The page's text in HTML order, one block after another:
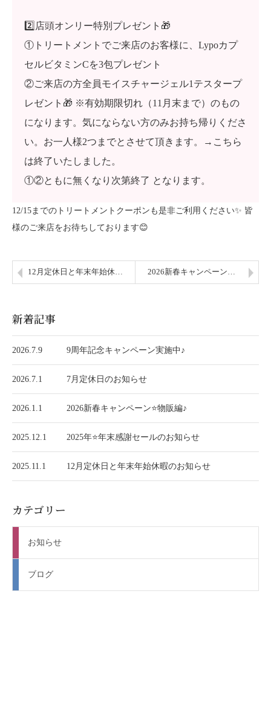
2️⃣店頭オンリー特別プレゼント🎁
①トリートメントでご来店のお客様に、Lypoカプ
セルビタミンCを3包プレゼント
②ご来店の方全員モイスチャージェル1テスタープ
レゼント🎁 ※有効期限切れ（11月末まで）のもの
になります。気にならない方のみお持ち帰りくださ
い。お一人様2つまでとさせて頂きます。→こちら
は終了いたしました。
①②ともに無くなり次第終了 となります。
12/15までのトリートメントクーポンも是非ご利用ください✨ 皆
様のご来店をお待ちしております😊
12月定休日と年末年始休… 2026新春キャンペーン…
新着記事
2026.7.9 9周年記念キャンペーン実施中♪
2026.7.1 7月定休日のお知らせ
2026.1.1 2026新春キャンペーン⭐️物販編♪
2025.12.1 2025年⭐️年末感謝セールのお知らせ
2025.11.1 12月定休日と年末年始休暇のお知らせ
カテゴリー
お知らせ
ブログ